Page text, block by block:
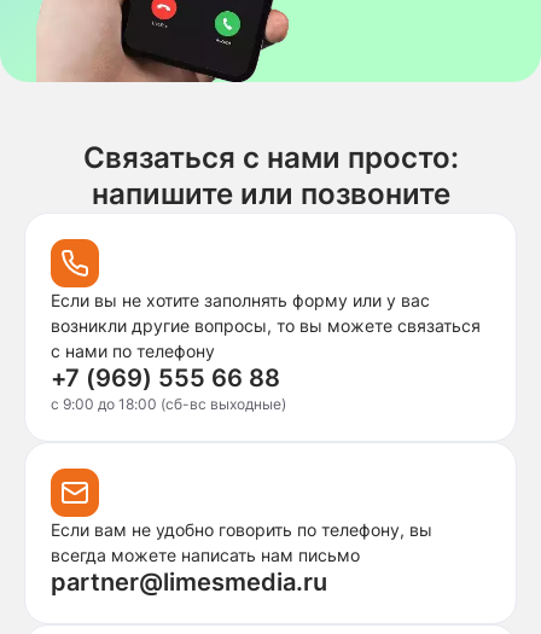
Связаться с нами просто:
напишите или позвоните
Если вы не хотите заполнять форму или у вас
возникли другие вопросы, то вы можете связаться
с нами по телефону
+7 (969) 555 66 88
c 9:00 до 18:00 (сб-вс выходные)
Если вам не удобно говорить по телефону, вы
всегда можете написать нам письмо
partner@limesmedia.ru